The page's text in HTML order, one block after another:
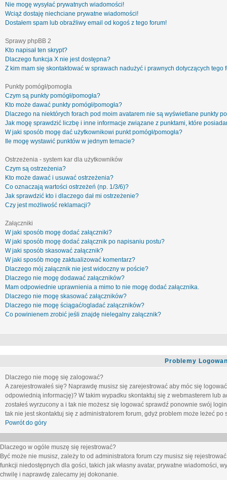
Nie mogę wysyłać prywatnych wiadomości!
Wciąż dostaję niechciane prywatne wiadomości!
Dostałem spam lub obraźliwy email od kogoś z tego forum!
Sprawy phpBB 2
Kto napisał ten skrypt?
Dlaczego funkcja X nie jest dostępna?
Z kim mam się skontaktować w sprawach nadużyć i prawnych dotyczących tego
Punkty pomógł/pomogła
Czym są punkty pomógł/pomogła?
Kto może dawać punkty pomógł/pomogła?
Dlaczego na niektórych forach pod moim avatarem nie są wyświetlane punkty
Jak mogę sprawdzić liczbę i inne informacje związane z punktami, które
W jaki sposób mogę dać użytkownikowi punkt pomógł/pomogła?
Ile mogę wystawić punktów w jednym temacie?
Ostrzeżenia - system kar dla użytkowników
Czym są ostrzeżenia?
Kto może dawać i usuwać ostrzeżenia?
Co oznaczają wartości ostrzeżeń (np. 1/3/6)?
Jak sprawdzić kto i dlaczego dał mi ostrzeżenie?
Czy jest możliwość reklamacji?
Załączniki
W jaki sposób mogę dodać załączniki?
W jaki sposób mogę dodać załącznik po napisaniu postu?
W jaki sposób skasować załącznik?
W jaki sposób mogę zaktualizować komentarz?
Dlaczego mój załącznik nie jest widoczny w poście?
Dlaczego nie mogę dodawać załączników?
Mam odpowiednie uprawnienia a mimo to nie mogę dodać załącznika.
Dlaczego nie mogę skasować załączników?
Dlaczego nie mogę ściągać/ogladać załączników?
Co powinienem zrobić jeśli znajdę nielegalny załącznik?
Problemy
Dlaczego nie mogę się zalogować?
A zarejestrowałeś się? Naprawdę musisz się zarejestrować aby móc się
odpowiednią informację)? W takim wypadku skontaktuj się z webmasterem lub
zostałeś wyrzucony a i tak nie możesz się logować sprawdź ponownie swój
tak nie jest skontaktuj się z administratorem forum, gdyż problem może leżeć po
Powrót do góry
Dlaczego w ogóle muszę się rejestrować?
Być może nie musisz, zależy to od administratora forum czy musisz się
funkcji niedostępnych dla gości, takich jak własny avatar, prywatne wiadomości,
chwilę i naprawdę zalecamy jej dokonanie.